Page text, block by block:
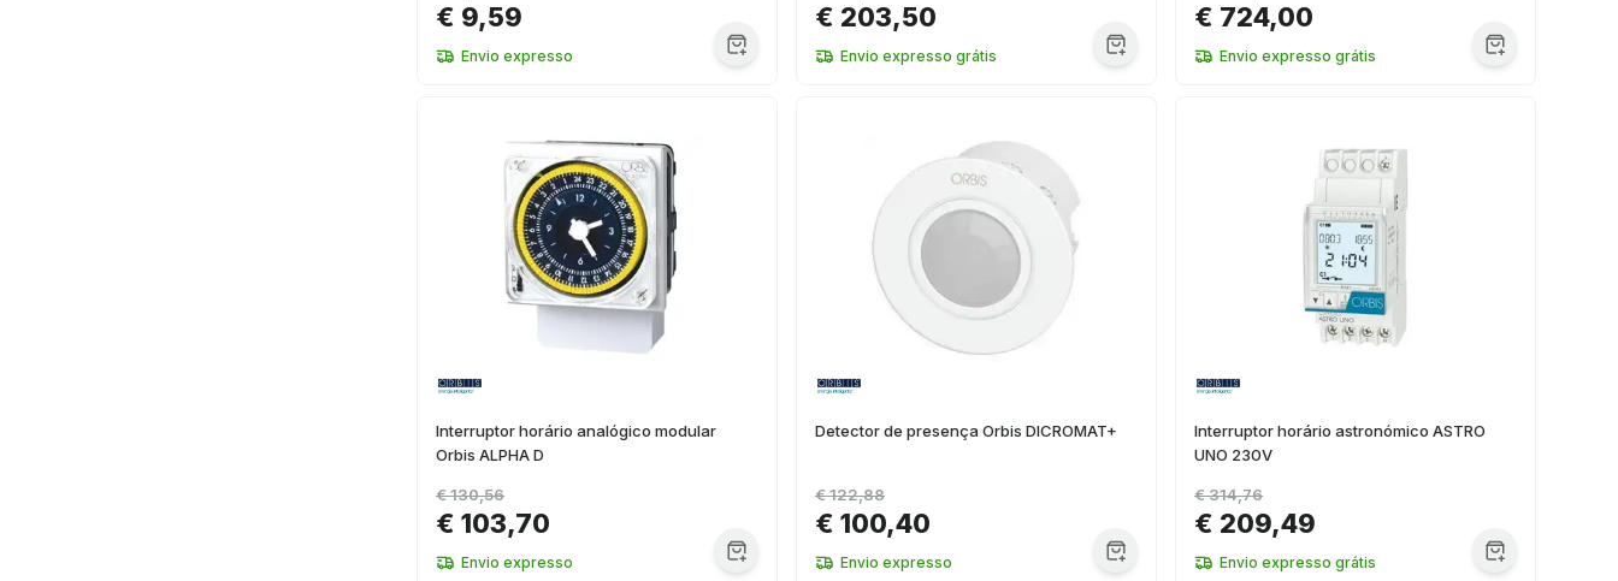
€ 9,59
Envio expresso
€ 203,50
Envio expresso grátis
€ 724,00
Envio expresso grátis
Interruptor horário analógico modular
Orbis ALPHA D
€ 103,70
€ 130,56
Envio expresso
Detector de presença Orbis DICROMAT+
€ 100,40
€ 122,88
Envio expresso
Interruptor horário astronómico ASTRO
UNO 230V
€ 209,49
€ 314,76
Envio expresso grátis